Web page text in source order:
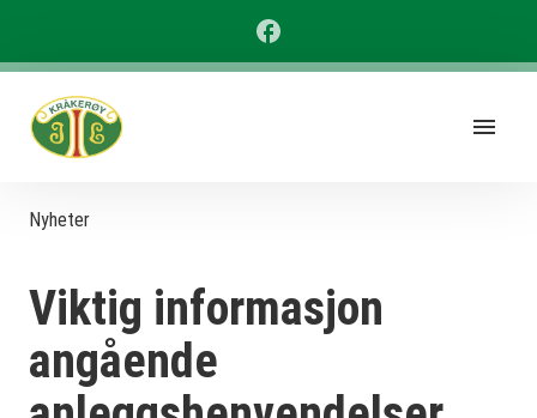
Nyheter
Viktig informasjon
angående